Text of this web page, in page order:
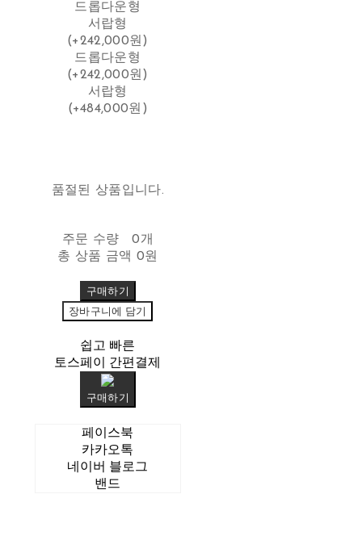
드롭다운형
서랍형
(+242,000원)
드롭다운형
(+242,000원)
서랍형
(+484,000원)
품절된 상품입니다.
주문 수량
0개
총 상품 금액 0원
구매하기
장바구니에 담기
쉽고 빠른
토스페이 간편결제
구매하기
페이스북
카카오톡
네이버 블로그
밴드